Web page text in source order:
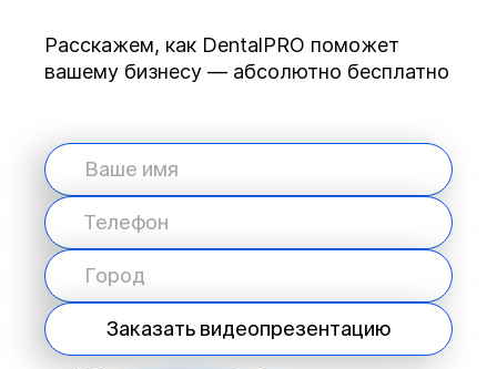
Расскажем, как DentalPRO поможет
вашему бизнесу — абсолютно бесплатно
Заказать видеопрезентацию